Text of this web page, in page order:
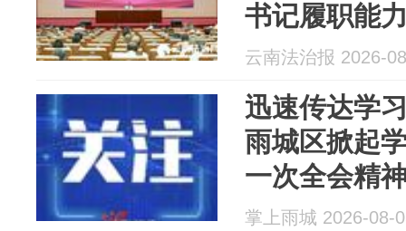
书记履职能
云南法治报 2026-
迅速传达学
雨城区掀起
一次全会精
掌上雨城 2026-08-